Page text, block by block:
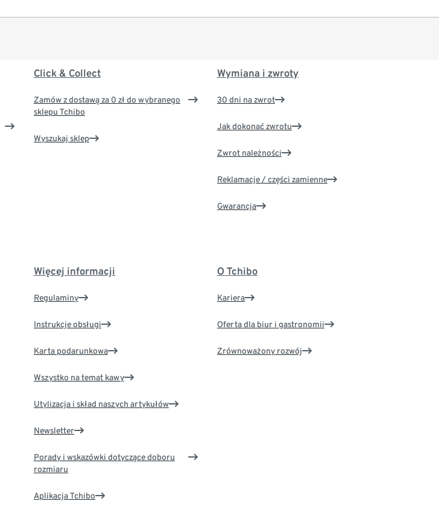
Click & Collect
Zamów z dostawą za 0 zł do wybranego
sklepu Tchibo
Wyszukaj sklep
Wymiana i zwroty
30 dni na zwrot
Jak dokonać zwrotu
Zwrot należności
Reklamacje / części zamienne
Gwarancja
Więcej informacji
Regulaminy
Instrukcje obsługi
Karta podarunkowa
Wszystko na temat kawy
Utylizacja i skład naszych artykułów
Newsletter
Porady i wskazówki dotyczące doboru
rozmiaru
Aplikacja Tchibo
O Tchibo
Kariera
Oferta dla biur i gastronomii
Zrównoważony rozwój